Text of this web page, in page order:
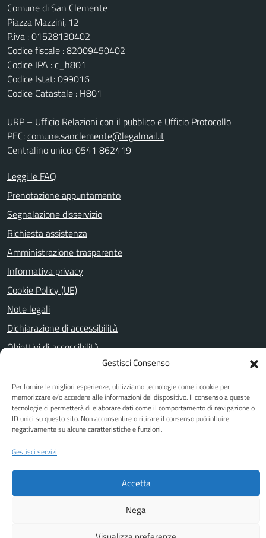
Gestisci Consenso
Per fornire le migliori esperienze, utilizziamo tecnologie come i cookie per
memorizzare e/o accedere alle informazioni del dispositivo. Il consenso a queste
tecnologie ci permetterà di elaborare dati come il comportamento di navigazione o
ID unici su questo sito. Non acconsentire o ritirare il consenso può influire
negativamente su alcune caratteristiche e funzioni.
Gestisci servizi
Accetta
Nega
Comune di San Clemente
Piazza Mazzini, 12
P.iva : 01528130402
Codice fiscale : 82009450402
Codice IPA : c_h801
Codice Istat: 099016
Codice Catastale : H801
URP – Ufficio Relazioni con il pubblico e Ufficio Protocollo
PEC:comune.sanclemente@legalmail.it
Centralino unico: 0541 862419
Leggi le FAQ
Prenotazione appuntamento
Segnalazione disservizio
Richiesta assistenza
Amministrazione trasparente
Informativa privacy
Cookie Policy (UE)
Note legali
Dichiarazione di accessibilità
Obiettivi di accessibilità
SEGUICI SU
FacebookYoutube
Piano di miglioramento del sito